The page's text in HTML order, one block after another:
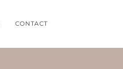
CONTACT